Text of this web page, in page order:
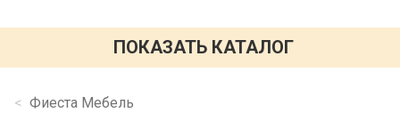
ПОКАЗАТЬ КАТАЛОГ
Фиеста Мебель